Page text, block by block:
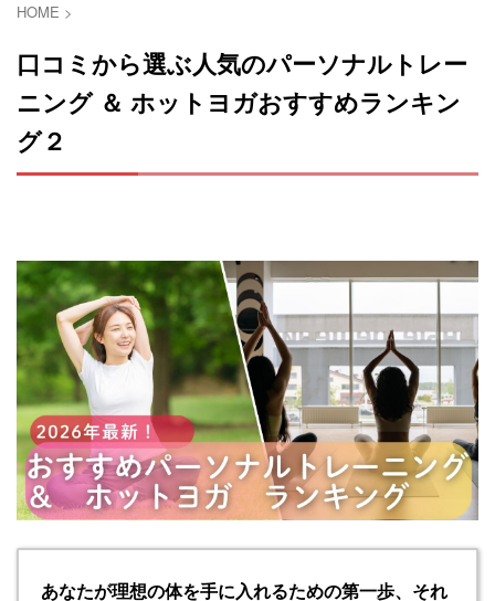
HOME >
口コミから選ぶ人気のパーソナルトレー
ニング ＆ ホットヨガおすすめランキン
グ２
あなたが理想の体を手に入れるための第一歩、それ